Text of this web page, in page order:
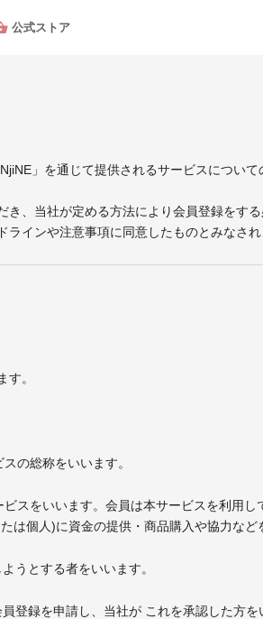
公式ストア
」を通じて提供されるサービスについ
、当社が定める方法により会員登録をす
インや注意事項に同意したものとみなされ
。
の総称をいいます。
スをいいます。会員は本サービスを利用
個人)に資金の提供・商品購入や協力など
うとする者をいいます。
登録を申請し、当社が これを承認した方